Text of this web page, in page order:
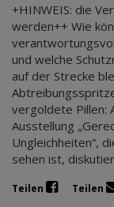
+HINWEIS: die
werden++ Wie
und welche
auf der Strecke
vergoldete Pillen:
Ausstellung
Ungleichheiten“,
sehen ist,
Teilen Teilen